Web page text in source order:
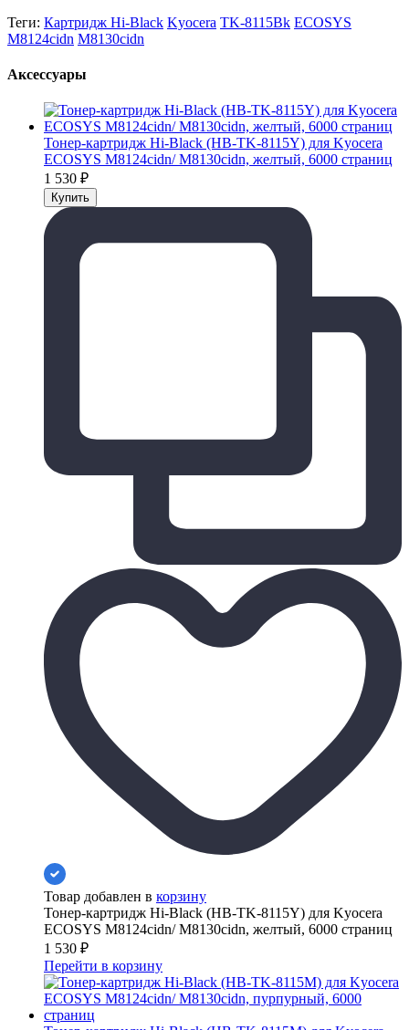
Теги: Картридж Hi-Black Kyocera TK-8115Bk ECOSYS
M8124cidn M8130cidn
Аксессуары
Тонер-картридж Hi-Black (HB-TK-8115Y) для Kyocera
ECOSYS M8124cidn/ M8130cidn, желтый, 6000 страниц
1 530 ₽
Товар добавлен в корзину
Тонер-картридж Hi-Black (HB-TK-8115Y) для Kyocera
ECOSYS M8124cidn/ M8130cidn, желтый, 6000 страниц
1 530 ₽
Перейти в корзину